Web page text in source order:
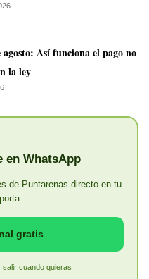
Así funciona el pago no
la ley
en WhatsApp
de Puntarenas directo en tu
gratis
salir cuando quieras